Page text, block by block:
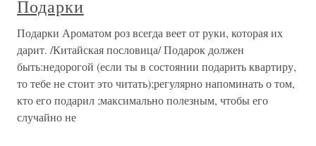
Подарки
Подарки Ароматом роз всегда веет от руки, которая их
дарит. /Китайская пословица/ Подарок должен
быть:недорогой (если ты в состоянии подарить квартиру,
то тебе не стоит это читать);регулярно напоминать о том,
кто его подарил ;максимально полезным, чтобы его
случайно не